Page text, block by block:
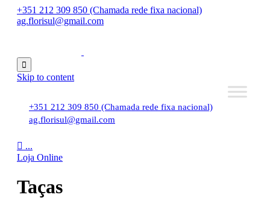
+351 212 309 850 (Chamada rede fixa nacional)
ag.florisul@gmail.com

Skip to content
+351 212 309 850 (Chamada rede fixa nacional)
ag.florisul@gmail.com
 ...
Loja Online
Taças